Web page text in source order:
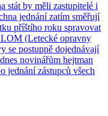
stát by měli zastupitelé i
jednání zatím směřují
příštího roku spravovat
(Letecké opravny
se postupně dojednávají
novinářům hejtman
jednání zástupců všech